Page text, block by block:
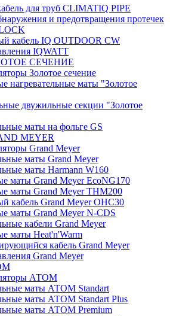
для труб CLIMATIQ PIPE
и предотвращения протечек
кабель IQ OUTDOOR CW
IQWATT
СЕЧЕНИЕ
Золотое сечение
нагревательные маты "Золотое
двужильные секции "Золотое
маты на фольге GS
MEYER
Grand Meyer
маты Grand Meyer
маты Harmann W160
маты Grand Meyer EcoNG170
маты Grand Meyer THM200
кабель Grand Meyer OHC30
маты Grand Meyer N-CDS
кабели Grand Meyer
маты Heat'n'Warm
кабель Grand Meyer
Grand Meyer
АТОМ
маты АТОМ Standart
маты АТОМ Standart Plus
маты АТОМ Premium